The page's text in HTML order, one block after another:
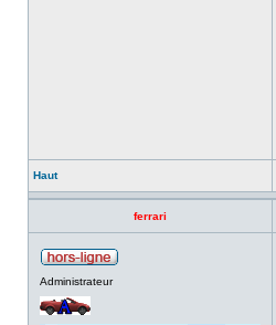
Haut
ferrari
Administrateur